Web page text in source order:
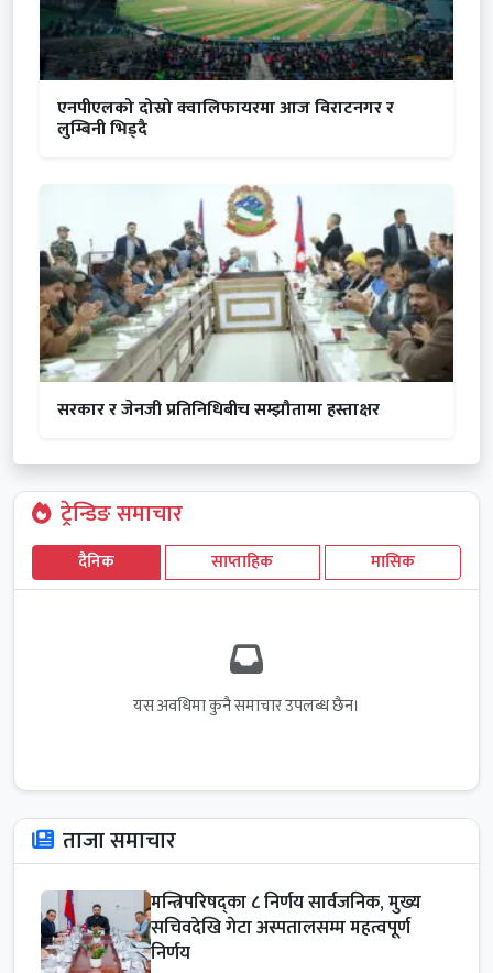
एनपीएलको दोस्रो क्वालिफायरमा आज विराटनगर र
लुम्बिनी भिड्दै
सरकार र जेनजी प्रतिनिधिबीच सम्झौतामा हस्ताक्षर
ट्रेन्डिङ समाचार
दैनिक साप्ताहिक मासिक
यस अवधिमा कुनै समाचार उपलब्ध छैन।
ताजा समाचार
मन्त्रिपरिषद्का ८ निर्णय सार्वजनिक, मुख्य
सचिवदेखि गेटा अस्पतालसम्म महत्वपूर्ण
निर्णय